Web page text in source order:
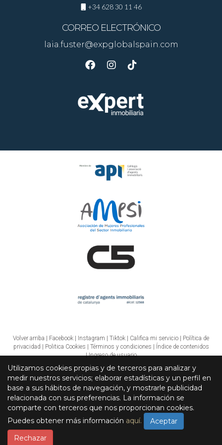
si prefieres un enfoque más personal, puedes aplicar
consejos de decoración y realizar cambios tú mismo.
¿Qué áreas de la casa son más importantes
dormitorios. Estas son las habitaciones donde los
compradores pasan más tiempo y que más influyen en su
Es recomendable despersonalizar, pero no
decoraciones que resalten el carácter de tu hogar son
aceptables, siempre y cuando no distraigan al comprador.
Una buena iluminación puede hacer que un espacio se
luces funcionen y utiliza cortinas ligeras para permitir la
+34 628 30 11 46
CORREO ELECTRÓNICO
laia.fuster@expglobalspain.com
Volver arriba Facebook Instagram Tiktok Califica mi servicio
Política de
privacidad
Politica Cookies Términos y condiciones
Índice de contenidos
|Ingreso de usuario
Utilizamos cookies propias y de terceros para analizar y
medir nuestros servicios; elaborar estadísticas y un perfil en
base a sus hábitos de navegación, y mostrarle publicidad
relacionada con sus preferencias. La información se
comparte con terceros que nos proporcionan cookies.
Puedes obtener más información aquí.
Aceptar
Rechazar